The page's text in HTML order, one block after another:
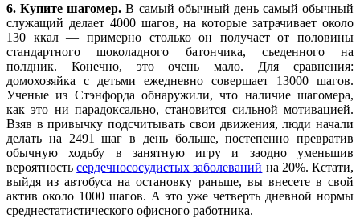
6. Купите шагомер. В самый обычный день самый обычный
служащий делает 4000 шагов, на которые затрачивает около
130 ккал — примерно столько он получает от половины
стандартного шоколадного батончика, съеденного на
полдник. Конечно, это очень мало. Для сравнения:
домохозяйка с детьми ежедневно совершает 13000 шагов.
Ученые из Стэнфорда обнаружили, что наличие шагомера,
как это ни парадоксально, становится сильной мотивацией.
Взяв в привычку подсчитывать свои движения, люди начали
делать на 2491 шаг в день больше, постепенно превратив
обычную ходьбу в занятную игру и заодно уменьшив
вероятностьсердечнососудистых заболеваний на 20%. Кстати,
выйдя из автобуса на остановку раньше, вы внесете в свой
актив около 1000 шагов. А это уже четверть дневной нормы
среднестатистического офисного работника.